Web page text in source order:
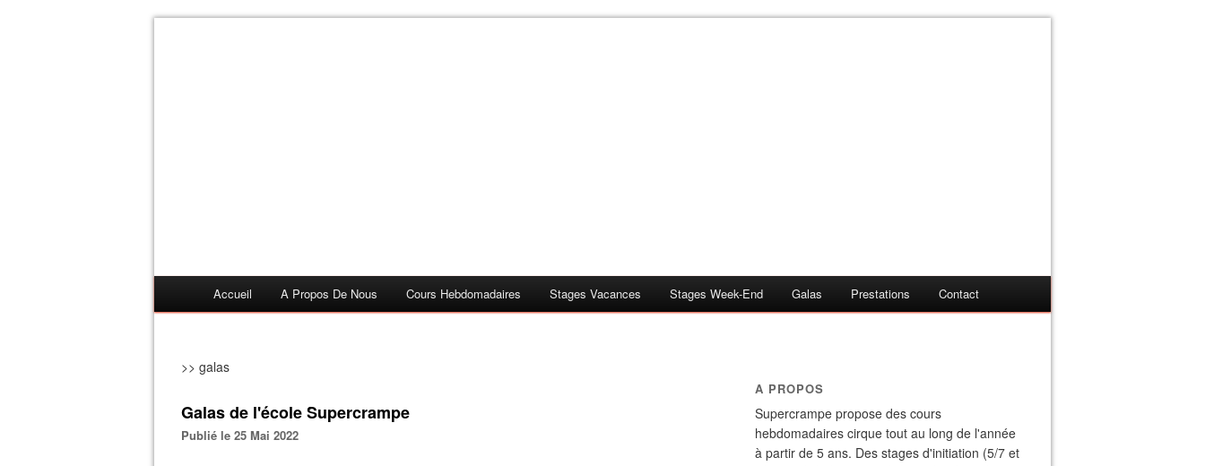
Accueil A Propos De Nous Cours Hebdomadaires Stages Vacances Stages Week-End Galas Prestations Contact
>> galas
Galas de l'école Supercrampe
Publié le 25 Mai 2022
A PROPOS
Supercrampe propose des cours
hebdomadaires cirque tout au long de l'année
à partir de 5 ans. Des stages d'initiation (5/7 et